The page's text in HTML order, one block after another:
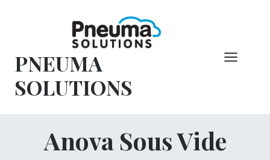
PNEUMA
SOLUTIONS
Anova Sous Vide